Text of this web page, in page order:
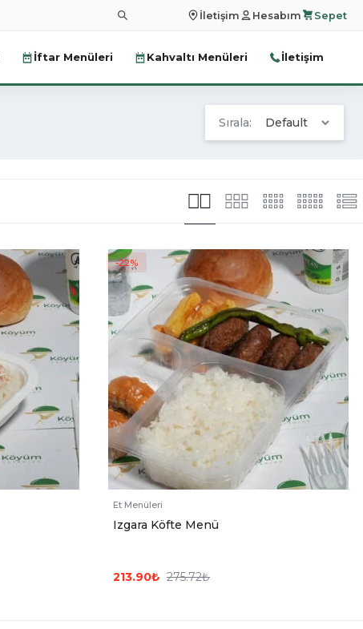
İletişim Hesabım Sepet
İftar Menüleri Kahvaltı Menüleri İletişim
Sırala: Default
-22%
Et Menüleri
Izgara Köfte Menü
275.72₺
213.90₺